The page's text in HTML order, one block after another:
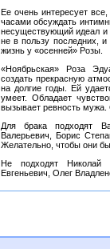
Ее очень интересует
часами обсуждать
несуществующий идеал и
не в пользу последних, и
жизнь у «осенней» Розы.
«Ноябрьская» Роза
создать прекрасную
на долгие годы. Ей
умеет. Обладает
вызывает ревность мужа.
Для брака подходят
Валерьевич, Борис
Желательно, чтобы они
Не подходят Николай
Евгеньевич, Олег